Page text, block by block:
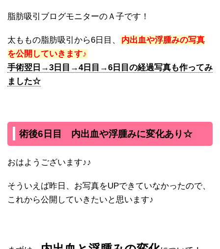
脂肪吸引ブログモニターのＡ子です！
太ももの脂肪吸引から6日目、
内出血や浮腫みの写真
を公開していきます♪
手術翌日→3日目→4日目→6日目の経過写真も作ってみ
ました☆
術後6日目 内出血や浮腫みに変化あり☆
おはようございます♪♪
そういえば昨日、お写真をUPできていなかったので、
これから公開していきたいと思います♪